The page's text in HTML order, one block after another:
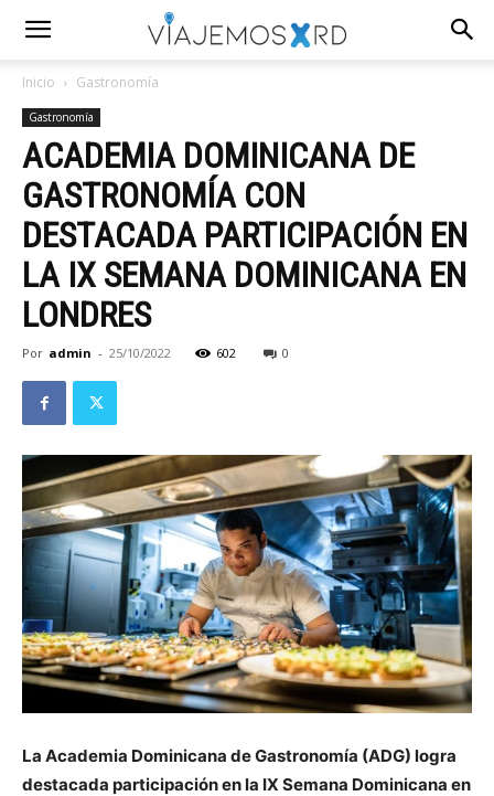
Inicio Gastronomía
Gastronomía
ACADEMIA DOMINICANA DE
GASTRONOMÍA CON
DESTACADA PARTICIPACIÓN EN
LA IX SEMANA DOMINICANA EN
LONDRES
Por admin - 25/10/2022 602 0
La Academia Dominicana de Gastronomía (ADG) logra
destacada participación en la IX Semana Dominicana en